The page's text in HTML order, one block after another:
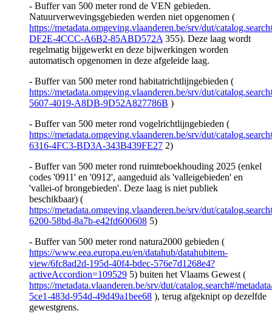
- Buffer van 500 meter rond de VEN gebieden.
Natuurverwevingsgebieden werden niet opgenomen (
https://metadata.omgeving.vlaanderen.be/srv/dut/
DF2E-4CCC-A6B2-85ABD572A355). Deze laag wordt
regelmatig bijgewerkt en deze bijwerkingen worden
automatisch opgenomen in deze afgeleide laag.
- Buffer van 500 meter rond habitatrichtlijngebieden (
https://metadata.omgeving.vlaanderen.be/srv/dut/
5607-4019-A8DB-9D52A827786B )
- Buffer van 500 meter rond vogelrichtlijngebieden (
https://metadata.omgeving.vlaanderen.be/srv/dut/
6316-4FC3-BD3A-343B439FE27 2)
- Buffer van 500 meter rond ruimteboekhouding 2025 (enkel
codes '0911' en '0912', aangeduid als 'valleigebieden' en
'vallei-of brongebieden'. Deze laag is niet publiek
beschikbaar) (
https://metadata.omgeving.vlaanderen.be/srv/dut/
6200-58bd-8a7b-e42fd600608 5)
- Buffer van 500 meter rond natura2000 gebieden (
https://www.eea.europa.eu/en/datahub/datahubitem-
view/6fc8ad2d-195d-40f4-bdec-576e7d1268e4?
activeAccordion=109529 5) buiten het Vlaams Gewest (
https://metadata.vlaanderen.be/srv/dut/catalog.search#/
5ce1-483d-954d-49d49a1bee68 ), terug afgeknipt op dezelfde
gewestgrens.